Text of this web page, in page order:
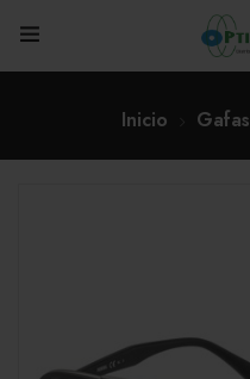
Inicio Gafas